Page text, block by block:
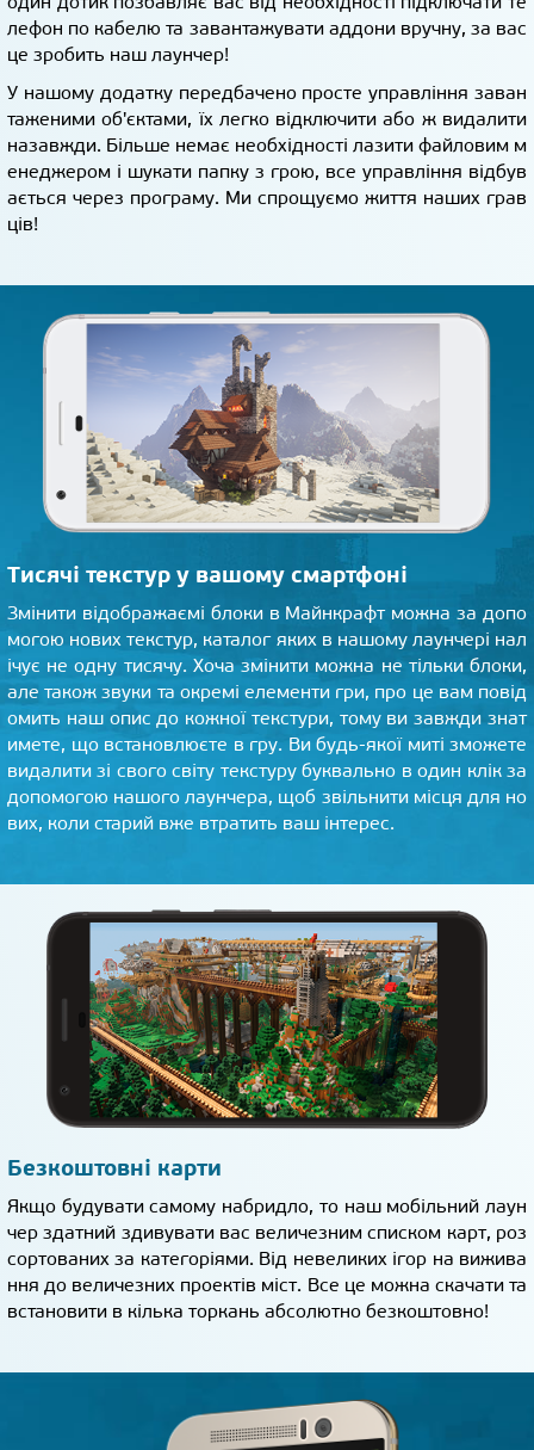
лефон по кабелю та завантажувати аддони вручну, за вас
це зробить наш лаунчер!
У нашому додатку передбачено просте управління заван
таженими об'єктами, їх легко відключити або ж видалити
назавжди. Більше немає необхідності лазити файловим м
енеджером і шукати папку з грою, все управління відбув
ається через програму. Ми спрощуємо життя наших грав
ців!
Тисячі текстур у вашому смартфоні
Змінити відображаємі блоки в Майнкрафт можна за допо
могою нових текстур, каталог яких в нашому лаунчері нал
ічує не одну тисячу. Хоча змінити можна не тільки блоки,
але також звуки та окремі елементи гри, про це вам повід
омить наш опис до кожної текстури, тому ви завжди знат
имете, що встановлюєте в гру. Ви будь-якої миті зможете
видалити зі свого світу текстуру буквально в один клік за
допомогою нашого лаунчера, щоб звільнити місця для но
вих, коли старий вже втратить ваш інтерес.
Безкоштовні карти
Якщо будувати самому набридло, то наш мобільний лаун
чер здатний здивувати вас величезним списком карт, роз
сортованих за категоріями. Від невеликих ігор на вижива
ння до величезних проектів міст. Все це можна скачати та
встановити в кілька торкань абсолютно безкоштовно!